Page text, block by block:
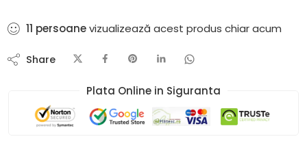
11 persoanevizualizează acest produs chiar acum
Share
Plata Online in Siguranta​